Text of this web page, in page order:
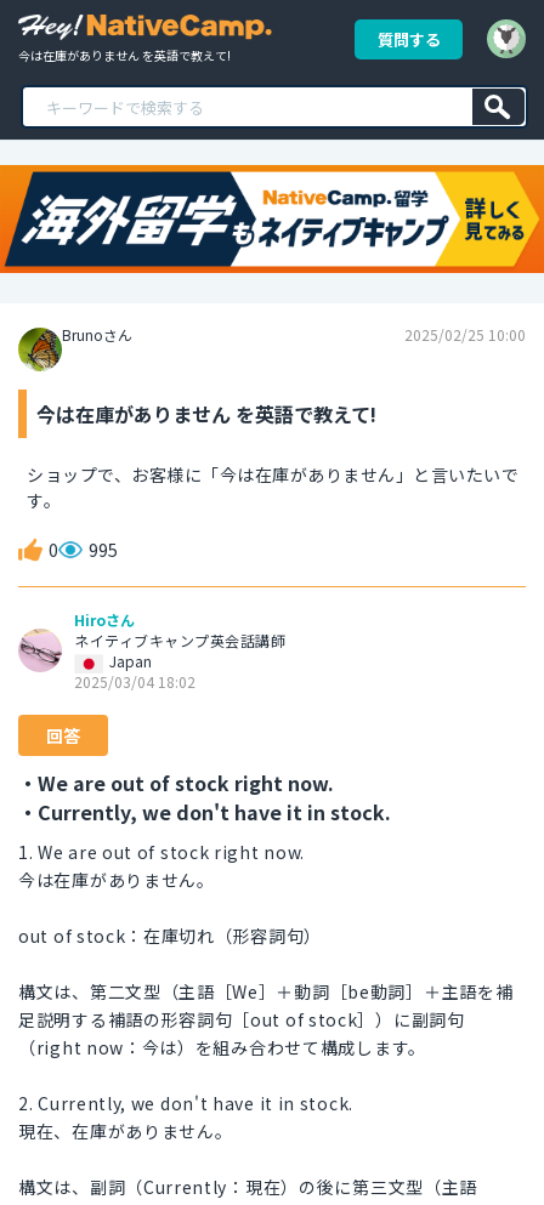
今は在庫がありません を英語で教えて!
質問する
Brunoさん 2025/02/25 10:00
今は在庫がありません を英語で教えて!
ショップで、お客様に「今は在庫がありません」と言いたいで
す。
0 995
Hiroさん
ネイティブキャンプ英会話講師
Japan
2025/03/04 18:02
回答
・We are out of stock right now.
・Currently, we don't have it in stock.
1. We are out of stock right now.
今は在庫がありません。
out of stock：在庫切れ（形容詞句）
構文は、第二文型（主語［We］＋動詞［be動詞］＋主語を補
足説明する補語の形容詞句［out of stock］）に副詞句
（right now：今は）を組み合わせて構成します。
2. Currently, we don't have it in stock.
現在、在庫がありません。
構文は、副詞（Currently：現在）の後に第三文型（主語